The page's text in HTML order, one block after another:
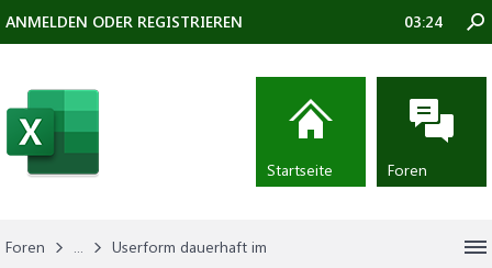
Foren ...
Userform dauerhaft im
ANMELDEN ODER REGISTRIEREN 03:24
Startseite Foren